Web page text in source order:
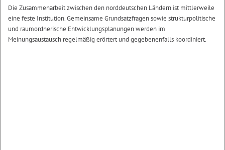
Die Zusammenarbeit zwischen den norddeutschen Ländern ist mittlerweile
eine feste Institution. Gemeinsame Grundsatzfragen sowie strukturpolitische
und raumordnerische Entwicklungsplanungen werden im
Meinungsaustausch regelmäßig erörtert und gegebenenfalls koordiniert.